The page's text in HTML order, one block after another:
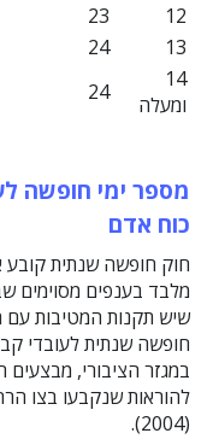
12
23
13
24
14
ומעלה
24
מספר ימי חופשה
כוח אדם
חוק חופשה שנתית קובע
מלבד בענפים מסוימים
שיש תקנות המטיבות
חופשה שנתית לעובדי
במגזר הציבורי, מבצעים
להוראות שנקבעו בצו
(2004).